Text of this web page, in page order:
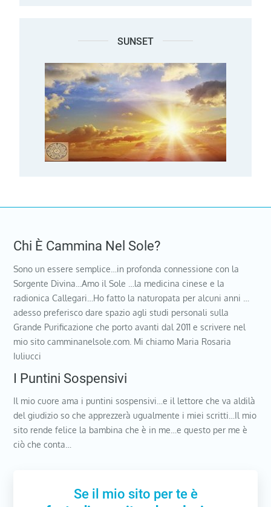
SUNSET
Chi È Cammina Nel Sole?
Sono un essere semplice…in profonda connessione con la
Sorgente Divina…Amo il Sole …la medicina cinese e la
radionica Callegari…Ho fatto la naturopata per alcuni anni …
adesso preferisco dare spazio agli studi personali sulla
Grande Purificazione che porto avanti dal 2011 e scrivere nel
mio sito camminanelsole.com. Mi chiamo Maria Rosaria
Iuliucci
I Puntini Sospensivi
Il mio cuore ama i puntini sospensivi…e il lettore che va aldilà
del giudizio so che apprezzerà ugualmente i miei scritti…Il mio
sito rende felice la bambina che è in me…e questo per me è
ciò che conta…
Se il mio sito per te è